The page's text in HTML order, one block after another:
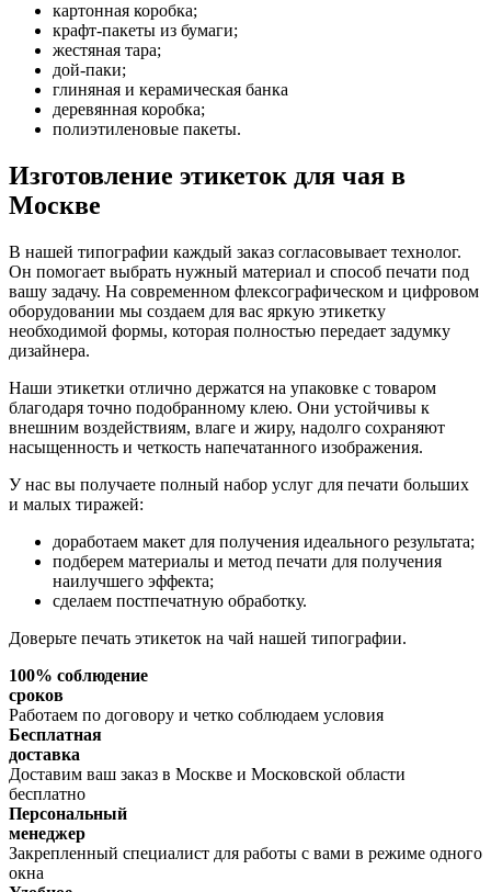
картонная коробка;
крафт-пакеты из бумаги;
жестяная тара;
дой-паки;
глиняная и керамическая банка
деревянная коробка;
полиэтиленовые пакеты.
Изготовление этикеток для чая в
Москве
В нашей типографии каждый заказ согласовывает технолог.
Он помогает выбрать нужный материал и способ печати под
вашу задачу. На современном флексографическом и цифровом
оборудовании мы создаем для вас яркую этикетку
необходимой формы, которая полностью передает задумку
дизайнера.
Наши этикетки отлично держатся на упаковке с товаром
благодаря точно подобранному клею. Они устойчивы к
внешним воздействиям, влаге и жиру, надолго сохраняют
насыщенность и четкость напечатанного изображения.
У нас вы получаете полный набор услуг для печати больших
и малых тиражей:
доработаем макет для получения идеального результата;
подберем материалы и метод печати для получения
наилучшего эффекта;
сделаем постпечатную обработку.
Доверьте печать этикеток на чай нашей типографии.
100% соблюдение
сроков
Работаем по договору и четко соблюдаем условия
Бесплатная
доставка
Доставим ваш заказ в Москве и Московской области
бесплатно
Персональный
менеджер
Закрепленный специалист для работы с вами в режиме одного
окна